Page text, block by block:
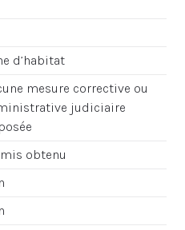
d’habitat
mesure corrective ou
judiciaire
obtenu